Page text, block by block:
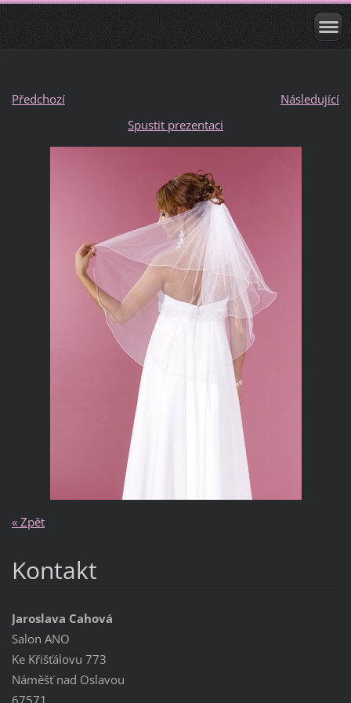
Předchozí
Následující
Spustit prezentaci
« Zpět
Kontakt
Jaroslava Cahová
Salon ANO
Ke Křišťálovu 773
Náměšť nad Oslavou
67571